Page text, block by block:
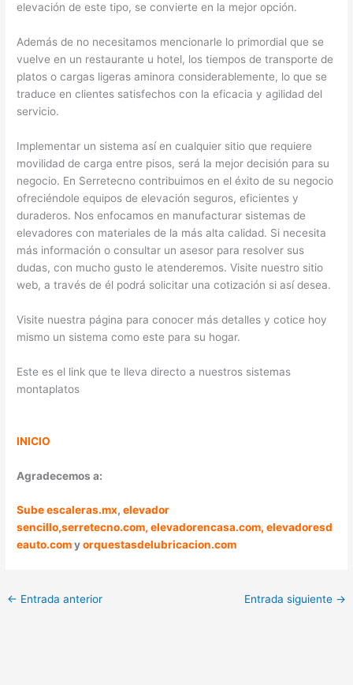
elevación de este tipo, se convierte en la mejor opción.
Además de no necesitamos mencionarle lo primordial que se
vuelve en un restaurante u hotel, los tiempos de transporte de
platos o cargas ligeras aminora considerablemente, lo que se
traduce en clientes satisfechos con la eficacia y agilidad del
servicio.
Implementar un sistema así en cualquier sitio que requiere
movilidad de carga entre pisos, será la mejor decisión para su
negocio. En Serretecno contribuimos en el éxito de su negocio
ofreciéndole equipos de elevación seguros, eficientes y
duraderos. Nos enfocamos en manufacturar sistemas de
elevadores con materiales de la más alta calidad. Si necesita
más información o consultar un asesor para resolver sus
dudas, con mucho gusto le atenderemos. Visite nuestro sitio
web, a través de él podrá solicitar una cotización si así desea.
Visite nuestra página para conocer más detalles y cotice hoy
mismo un sistema como este para su hogar.
Este es el link que te lleva directo a nuestros sistemas
montaplatos
INICIO
Agradecemos a:
Sube escaleras.mx,elevador
sencillo,serretecno.com, elevadorencasa.com, elevadoresd
eauto.comyorquestasdelubricacion.com
← Entrada anterior Entrada siguiente →